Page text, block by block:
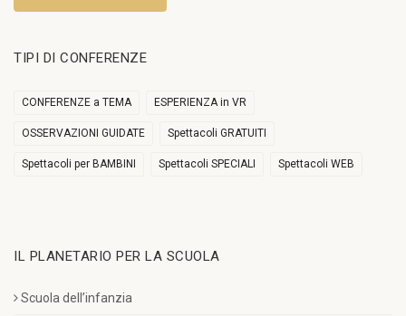
TIPI DI CONFERENZE
CONFERENZE a TEMA ESPERIENZA in VR
OSSERVAZIONI GUIDATE Spettacoli GRATUITI
Spettacoli per BAMBINI Spettacoli SPECIALI Spettacoli WEB
IL PLANETARIO PER LA SCUOLA
Scuola dell’infanzia